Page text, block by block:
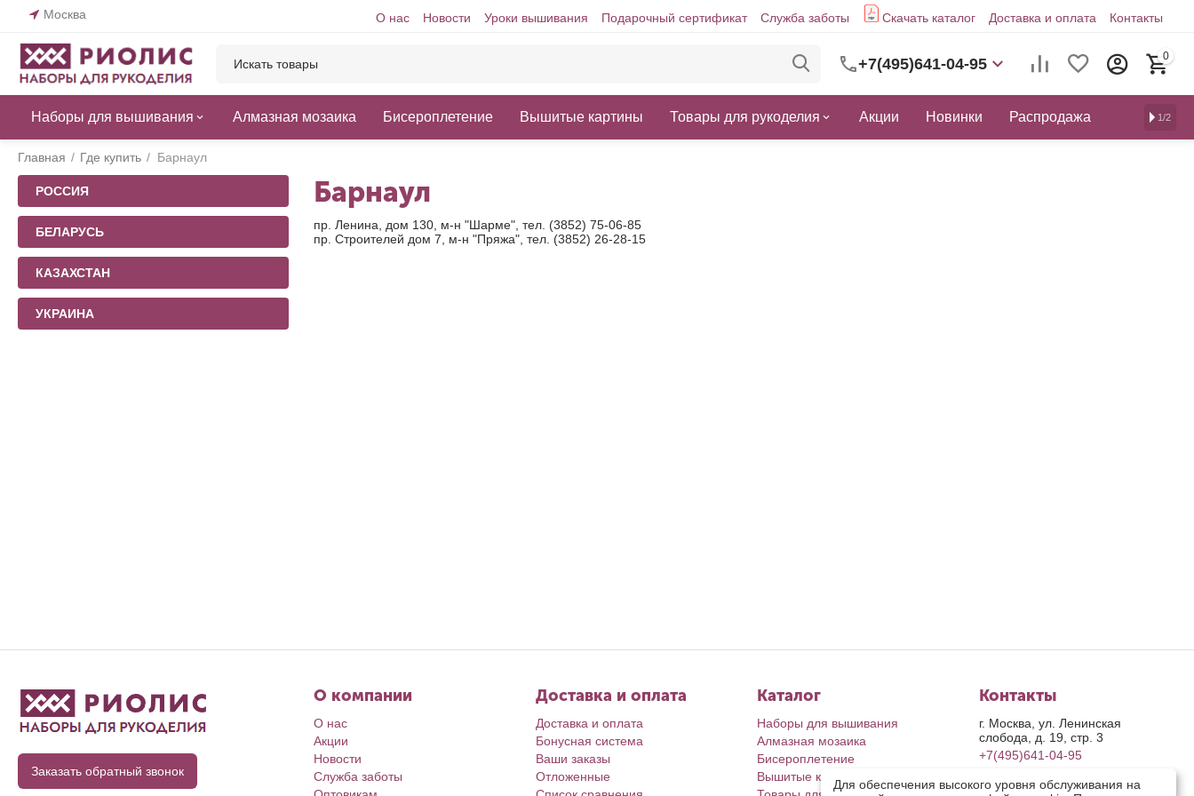
Москва О нас Новости Уроки вышивания Подарочный сертификат Служба заботы Скачать каталог Доставка и оплата Контакты
+7(495)641-04-95 0
Наборы для вышивания Алмазная мозаика Бисероплетение Вышитые картины Товары для рукоделия Акции Новинки Распродажа 1/2
Главная / Где купить / Барнаул
РОССИЯ
БЕЛАРУСЬ
КАЗАХСТАН
УКРАИНА
Барнаул
пр. Ленина, дом 130, м-н "Шарме", тел. (3852) 75-06-85
пр. Строителей дом 7, м-н "Пряжа", тел. (3852) 26-28-15
Заказать обратный звонок
О компании
О нас
Акции
Новости
Служба заботы
Доставка и оплата
Доставка и оплата
Бонусная система
Ваши заказы
Отложенные
Каталог
Наборы для вышивания
Алмазная мозаика
Бисероплетение
Вышитые картины
Контакты
г. Москва, ул. Ленинская
слобода, д. 19, стр. 3
+7(495)641-04-95
сб, вс: выходные дни
Для обеспечения высокого уровня обслуживания на